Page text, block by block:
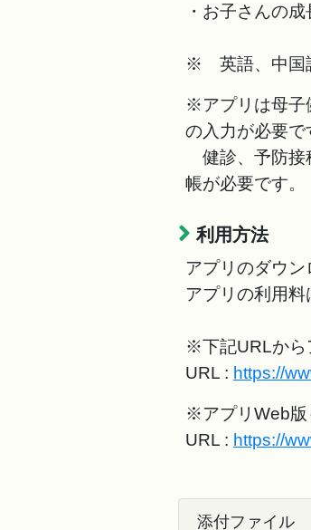
・お子さんの
※ 英語、中国
※アプリは母子
の入力が必要で
健診、予防接
帳が必要です。
利用方法
アプリのダウン
アプリの利用料
※下記URLから
URL : https://
※アプリWeb版
URL : https://
添付ファイル